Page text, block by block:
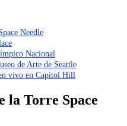
Needle
Nacional
de Arte de Seattle
vivo en Capitol Hill
la Torre Space